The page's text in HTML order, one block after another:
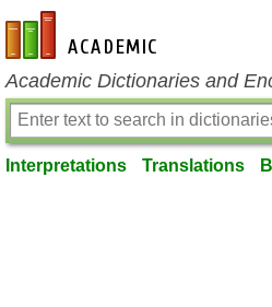
en-academic.com
Academic Dictionaries and
Interpretations Translations